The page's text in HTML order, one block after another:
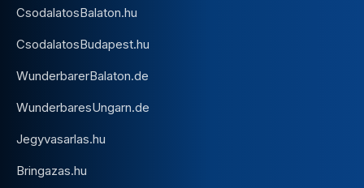
CsodalatosBalaton.hu
CsodalatosBudapest.hu
WunderbarerBalaton.de
WunderbaresUngarn.de
Jegyvasarlas.hu
Bringazas.hu